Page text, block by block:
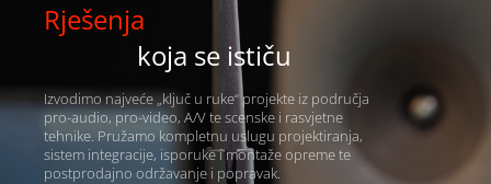
Rješenja
koja se ističu
Izvodimo najveće „ključ u ruke“ projekte iz područja
pro-audio, pro-video, A/V te scenske i rasvjetne
tehnike. Pružamo kompletnu uslugu projektiranja,
sistem integracije, isporuke i montaže opreme te
postprodajno održavanje i popravak.